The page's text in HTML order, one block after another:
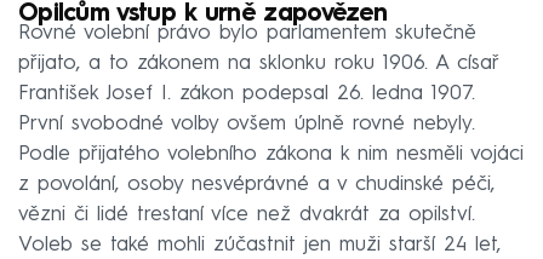
Opilcům vstup k urně zapovězen
Rovné volební právo bylo parlamentem skutečně
přijato, a to zákonem na sklonku roku 1906. A císař
František Josef I. zákon podepsal 26. ledna 1907.
První svobodné volby ovšem úplně rovné nebyly.
Podle přijatého volebního zákona k nim nesměli vojáci
z povolání, osoby nesvéprávné a v chudinské péči,
vězni či lidé trestaní více než dvakrát za opilství.
Voleb se také mohli zúčastnit jen muži starší 24 let,